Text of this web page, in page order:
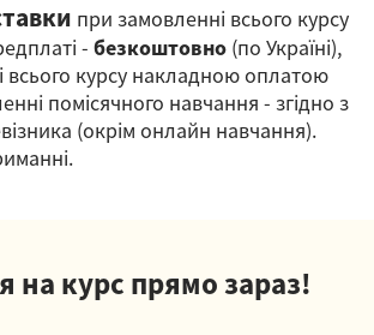
при замовленні всього курсу
- безкоштовно (по Україні),
всього курсу накладною оплатою
помісячного навчання - згідно з
(окрім онлайн навчання).
на курс прямо зараз!